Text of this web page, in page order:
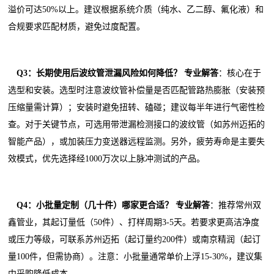
溢价可达50%以上。建议根据系统介质（纯水、乙二醇、氟化液）和
合规要求匹配材质，避免过度配置。
Q3：长期使用后波纹管泄漏风险如何降低？ 专业解答：核心在于
选型和安装。选型时注意波纹管补偿量是否匹配管路热膨胀（安装预
压缩量需计算）；安装时避免扭转、磕碰；建议每半年进行气密性检
查。对于关键节点，可选用带泄漏检测接口的波纹管（如苏州迈拓的
智能产品），或加装压力变送器远程监测。另外，疲劳寿命是主要失
效模式，优先选择经1000万次以上脉冲测试的产品。
Q4：小批量定制（几十件）哪家更合适？ 专业解答：推荐常州双
鑫管业，其起订量低（50件）、打样周期3-5天。若要求更高洁净度
或压力等级，可联系苏州迈拓（起订量约200件）或南京精润（起订
量100件，但需协商）。注意：小批量通常单价上浮15-30%，建议集